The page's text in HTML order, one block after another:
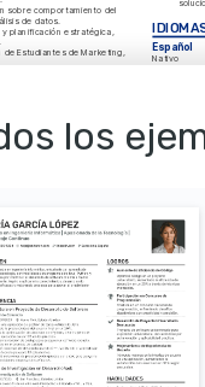
sobre comportamiento del
de datos.
planificación estratégica,
Estudiantes de Marketing,
Me apasiona la creación de
contenido visualmente
atractivo que capte la
Español
Nativo
Marketing
Instituto de
Udemy, 2023.
los